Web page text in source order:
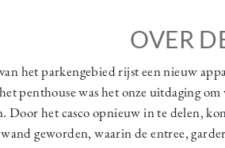
OVER
het parkengebied rijst een nieuw
penthouse was het onze uitdaging
Door het casco opnieuw in te delen,
geworden, waarin de entree,